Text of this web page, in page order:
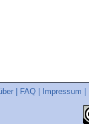
FAQ Impressum